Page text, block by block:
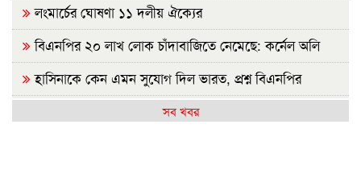
লংমার্চের ঘোষণা ১১ দলীয় ঐক্যের
বিএনপির ২০ লাখ লোক চাঁদাবাজিতে নেমেছে: কর্নেল অলি
হাসিনাকে কেন এমন সুযোগ দিল ভারত, প্রশ্ন বিএনপির
রাষ্ট্রপতি নির্বাচন ২০ আগস্টসব খবর